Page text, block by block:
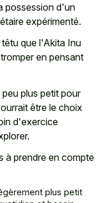
possession d'un
expérimenté.
que l'Akita Inu
en pensant
plus petit pour
être le choix
d'exercice
à prendre en compte
plus petit